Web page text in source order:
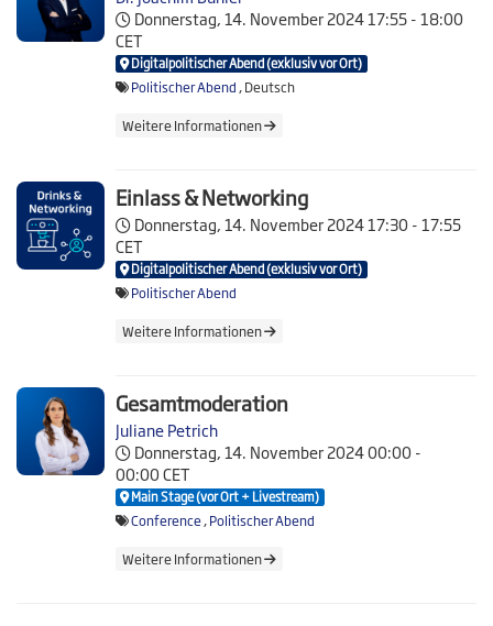
Donnerstag, 14. November 202417:55 - 18:00
CET
Digitalpolitischer Abend (exklusiv vor Ort)
Politischer Abend , Deutsch
Weitere Informationen
Einlass & Networking
Donnerstag, 14. November 202417:30 - 17:55
CET
Digitalpolitischer Abend (exklusiv vor Ort)
Politischer Abend
Weitere Informationen
Gesamtmoderation
Juliane Petrich
Donnerstag, 14. November 202400:00 -
00:00 CET
Main Stage (vor Ort + Livestream)
Conference,Politischer Abend
Weitere Informationen